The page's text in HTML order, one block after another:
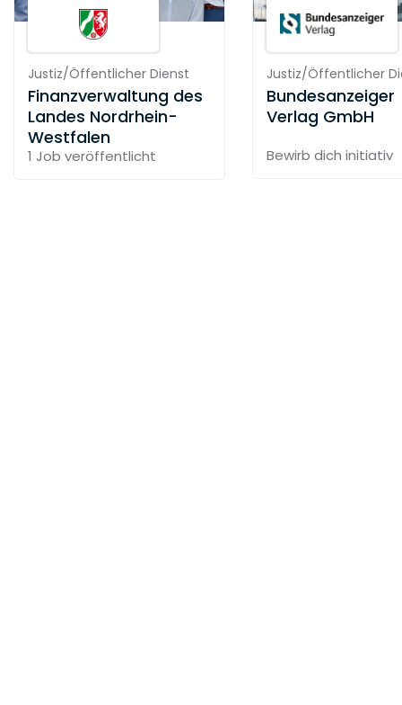
Justiz/Öffentlicher Dienst
Finanzverwaltung des
Landes Nordrhein-
Westfalen
1 Job veröffentlicht
Justiz/Öffentlicher
Bundesanzeiger
Verlag GmbH
Bewirb dich initiativ